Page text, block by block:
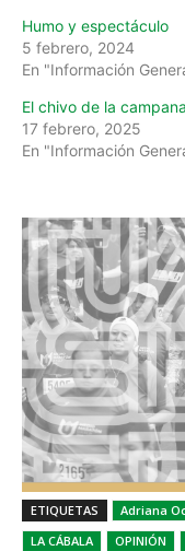
Humo y espectáculo
5 febrero, 2024
En "Información
El chivo de la campana
17 febrero, 2025
En "Información
ETIQUETAS Adriana
LA CÁBALA
OPINIÓN